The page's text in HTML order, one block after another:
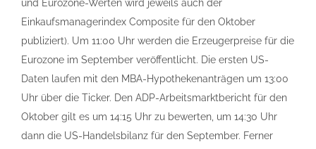
und Eurozone-Werten wird jeweils auch der
Einkaufsmanagerindex Composite für den Oktober
publiziert). Um 11:00 Uhr werden die Erzeugerpreise für die
Eurozone im September veröffentlicht. Die ersten US-
Daten laufen mit den MBA-Hypothekenanträgen um 13:00
Uhr über die Ticker. Den ADP-Arbeitsmarktbericht für den
Oktober gilt es um 14:15 Uhr zu bewerten, um 14:30 Uhr
dann die US-Handelsbilanz für den September. Ferner